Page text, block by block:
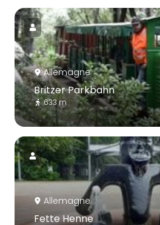
Allemagne
Britzer Parkbahn
633 m
Allemagne
Fette Henne